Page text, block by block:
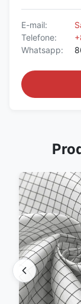
E-mail:
Telefone:
Whatsapp: